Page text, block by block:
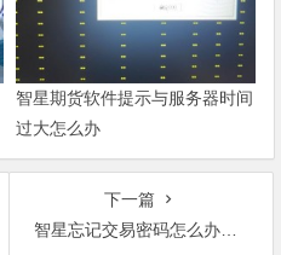
智星期货软件提示与服务器时间
过大怎么办
下一篇
智星忘记交易密码怎么办？怎么重置交易密码？